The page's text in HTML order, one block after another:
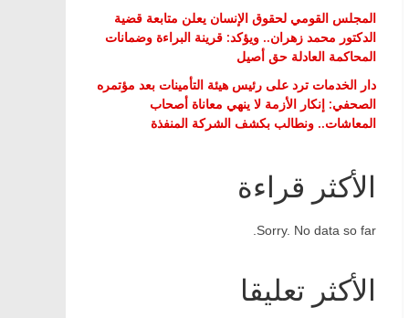
المجلس القومي لحقوق الإنسان يعلن متابعة قضية
الدكتور محمد زهران.. ويؤكد: قرينة البراءة وضمانات
المحاكمة العادلة حق أصيل
دار الخدمات ترد على رئيس هيئة التأمينات بعد مؤتمره
الصحفي: إنكار الأزمة لا ينهي معاناة أصحاب
المعاشات.. ونطالب بكشف الشركة المنفذة
الأكثر قراءة
Sorry. No data so far.
الأكثر تعليقا